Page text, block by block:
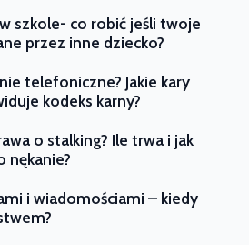
szkole- co robić jeśli twoje
przez inne dziecko?
telefoniczne? Jakie kary
kodeks karny?
o stalking? Ile trwa i jak
nękanie?
i wiadomościami – kiedy